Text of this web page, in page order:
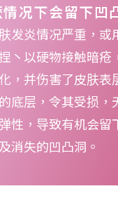
况下会留下凹
发炎情况严重，或
丶以硬物接触暗疮
，并伤害了皮肤表
底层，令其受损，
性，导致有机会留
消失的凹凸洞。